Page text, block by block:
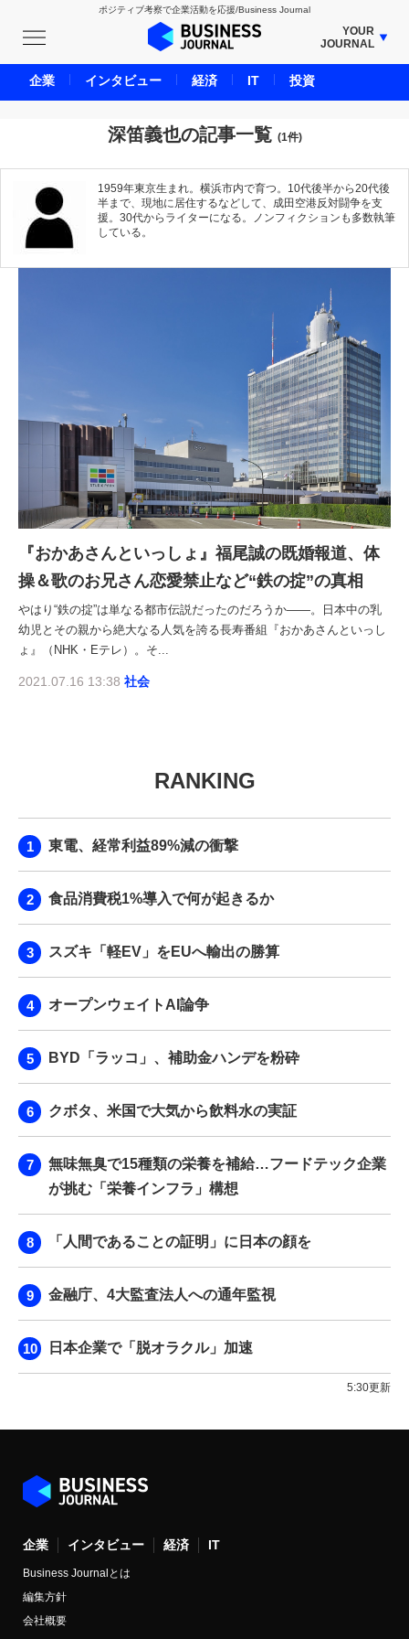
ポジティブ考察で企業活動を応援/Business Journal
YOUR
JOURNAL
BUSINESS JOURNAL
UNICORN JOURNAL
CARBON CREDITS JOURNAL
ENERGY MANAGEMENT JOURNAL
INBOUND JOURNAL
LIFE ENDING JOURNAL
AI JOURNAL
REAL ESTATE BROKERAGE JOURNAL
SMART MARKETING JOURNAL
ADOPTABLE DOG JOURNAL
深笛義也の記事一覧 (1件)
1959年東京生まれ。横浜市内で育つ。10代後半から20代後
半まで、現地に居住するなどして、成田空港反対闘争を支
援。30代からライターになる。ノンフィクションも多数執筆
している。
『おかあさんといっしょ』福尾誠の既婚報道、体
操＆歌のお兄さん恋愛禁止など“鉄の掟”の真相
やはり“鉄の掟”は単なる都市伝説だったのだろうか――。日本中の乳
幼児とその親から絶大なる人気を誇る長寿番組『おかあさんといっし
ょ』（NHK・Eテレ）。そ...
2021.07.16 13:38 社会
RANKING
東電、経常利益89%減の衝撃
食品消費税1%導入で何が起きるか
スズキ「軽EV」をEUへ輸出の勝算
オープンウェイトAI論争
BYD「ラッコ」、補助金ハンデを粉砕
クボタ、米国で大気から飲料水の実証
無味無臭で15種類の栄養を補給…フードテック企業
が挑む「栄養インフラ」構想
「人間であることの証明」に日本の顔を
金融庁、4大監査法人への通年監視
日本企業で「脱オラクル」加速
5:30更新
企業 インタビュー 経済 IT
Business Journalとは
編集方針
会社概要
企業 インタビュー 経済 IT 投資